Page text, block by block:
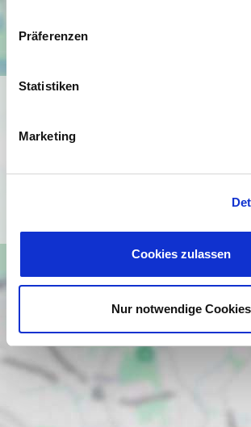
Präferenzen
Statistiken
Marketing
Cookies zulassen
Nur notwendige Cookies
Ich bin damit einverstanden, dass mir
Datenschutzbedingungen von
Ich bin einverstanden